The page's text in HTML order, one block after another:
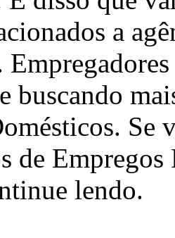
a
buscando
Se
de
lendo.